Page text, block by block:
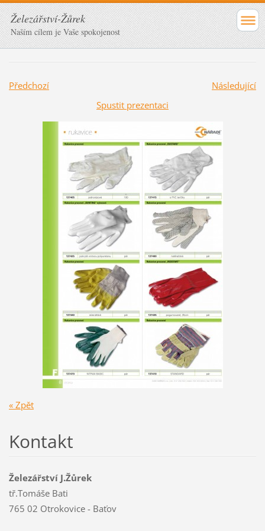
Železářství-Žůrek
Naším cílem je Vaše spokojenost
Předchozí
Následující
Spustit prezentaci
« Zpět
Kontakt
Železářství J.Žůrek
tř.Tomáše Bati
765 02 Otrokovice - Baťov